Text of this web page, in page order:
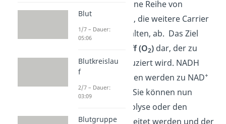
Elektronen über eine Reihe von
Proteinkomplexen, die weitere Carrier
und Enzyme enthalten, ab. Das Ziel
Luftsauersoff (O2) dar, der zu
Wasser (H2O) reduziert wird. NADH
und FADH
hingegen werden zu NAD+
und FAD oxidiert. Sie können nun
wieder in die Glykolyse oder den
Citratzyklus eingeleitet werden und der
Blut
1/7 – Dauer:
05:06
Blutkreislau
f
2/7 – Dauer:
03:09
Blutgruppe